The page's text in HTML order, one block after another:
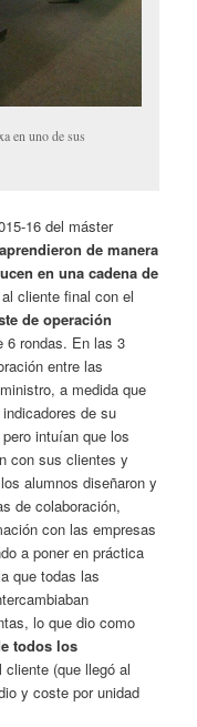
en uno de sus
16 del máster
aprendieron de manera
en una cadena de
cliente final con el
de operación
6 rondas. En las 3
entre las
a medida que
de su
intuían que los
con sus clientes y
alumnos diseñaron y
de colaboración,
con las empresas
a poner en práctica
que todas las
lo que dio como
todos los
cliente (que llegó al
y coste por unidad